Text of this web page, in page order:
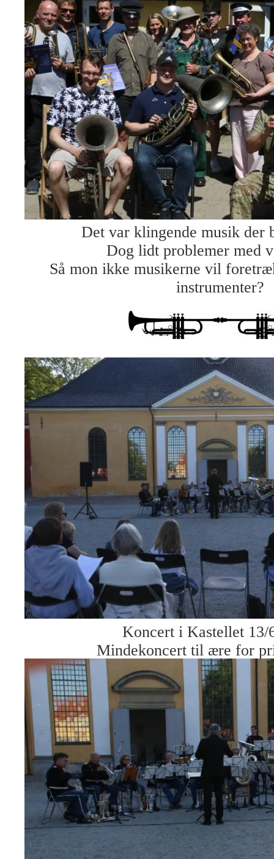
Det var klingende musik der
Dog lidt problemer med
Så mon ikke musikerne vil
instrumenter?
Koncert i Kastellet 13/
Mindekoncert til ære for